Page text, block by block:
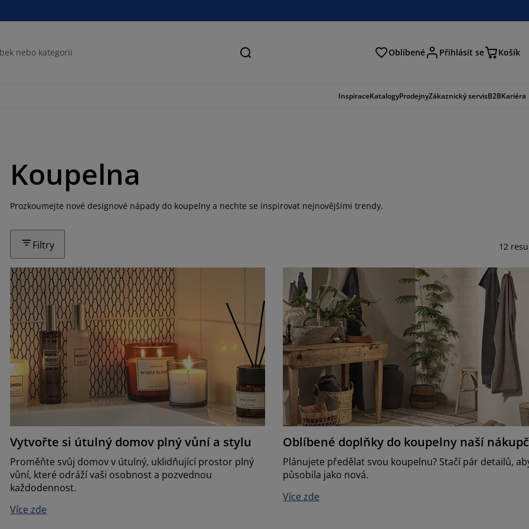
Hledat Oblíbené Přihlásit se Košík
InspiraceKatalogyProdejnyZákaznický servisB2BKariéra
Koupelna
Prozkoumejte nové designové nápady do koupelny a nechte se inspirovat nejnovějšími trendy.
Filtry 12
Vytvořte si útulný domov plný vůní a stylu
Proměňte svůj domov v útulný, uklidňující prostor plný
vůní, které odráží vaši osobnost a pozvednou
každodennost.
Více zde
Oblíbené doplňky do koupelny naší
Plánujete předělat svou koupelnu? Stačí pár detailů,
působila jako nová.
Více zde